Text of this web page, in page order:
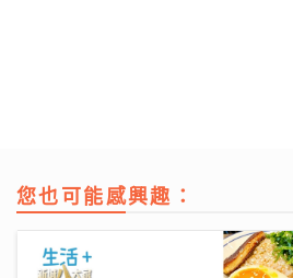
您也可能感興趣：